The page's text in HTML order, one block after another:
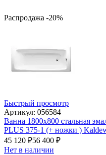
Распродажа -20%
Быстрый просмотр
Артикул: 056584
Ванна 1800х800 стальная
PLUS 375-1 (+ ножки )
45 120 ₽56 400 ₽
Нет в наличии